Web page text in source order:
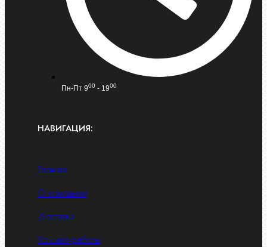
Пн-Пт 900 - 1900
НАВИГАЦИЯ:
Главная
О компании
Доставка
Условия работы